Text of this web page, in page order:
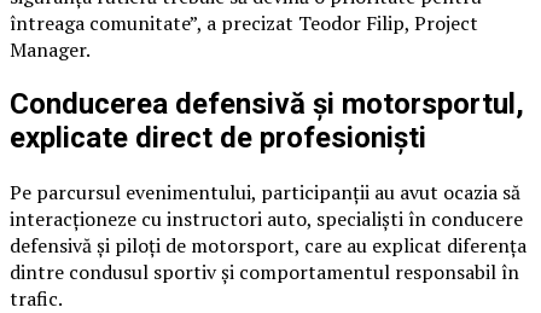
întreaga comunitate”, a precizat Teodor Filip, Project
Manager.
Conducerea defensivă și motorsportul,
explicate direct de profesioniști
Pe parcursul evenimentului, participanții au avut ocazia să
interacționeze cu instructori auto, specialiști în conducere
defensivă și piloți de motorsport, care au explicat diferența
dintre condusul sportiv și comportamentul responsabil în
trafic.